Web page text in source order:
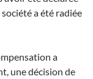
a été radiée
a
une décision de